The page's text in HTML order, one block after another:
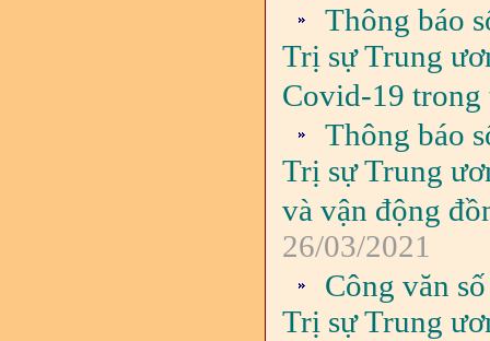
Thông báo
Trị sự Trung
Covid-19
Thông báo
Trị sự Trung
và vận động
26/03/2021
Công văn
Trị sự Trung